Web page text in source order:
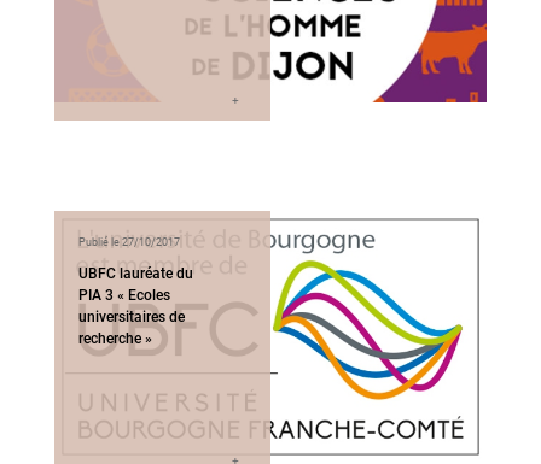
Publié le 27/10/2017
UBFC lauréate du
PIA 3 « Ecoles
universitaires de
recherche »